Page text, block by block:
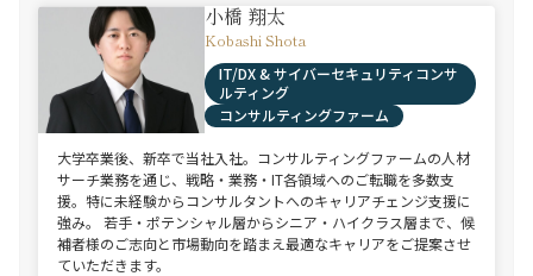
小橋 翔太
Kobashi Shota
IT/DX & サイバーセキュリティコンサ
ルティング
コンサルティングファーム
大学卒業後、新卒で当社入社。コンサルティングファームの人材
サーチ業務を通じ、戦略・業務・IT各領域へのご転職を多数支
援。特に未経験からコンサルタントへのキャリアチェンジ支援に
強み。 若手・ポテンシャル層からシニア・ハイクラス層まで、候
補者様のご志向と市場動向を踏まえ最適なキャリアをご提案させ
ていただきます。